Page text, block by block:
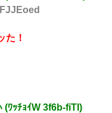
た！
ﾜｯﾁｮｲW 3f6b-fiTI)